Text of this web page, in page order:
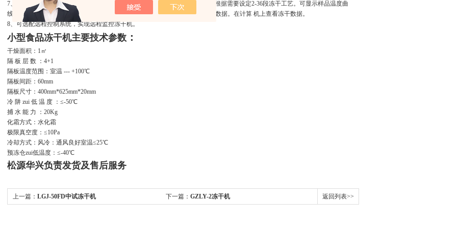
7、PLC+彩色触摸屏控制，可以设置32组冻干工艺，每组包括36段。用户可以根据需要设定2-36段冻干工艺。可显示样品温度曲
线、隔板温度曲线、冷阱温度曲线、真空度曲线。可以实现 U盘导出冻干工艺数据。在计算 机上查看冻干数据。
8、可选配远程控制系统，实现远程监控冻干机。
小型食品冻干机主要技术参数 ：
干燥面积：1㎡
隔 板 层 数 ：4+1
隔板温度范围：室温 --- +100℃
隔板间距：60mm
隔板尺寸：400mm*625mm*20mm
冷 阱 zui 低 温 度 ：≤-50℃
捕 水 能 力 ：20Kg
化霜方式：水化霜
极限真空度：≤10Pa
冷却方式：风冷：通风良好室温≤25℃
预冻仓zui低温度：≤-40℃
松源华兴负责发货及售后服务
上一篇： LGJ-50FD中试冻干机 下一篇： GZLY-2冻干机 返回列表>>